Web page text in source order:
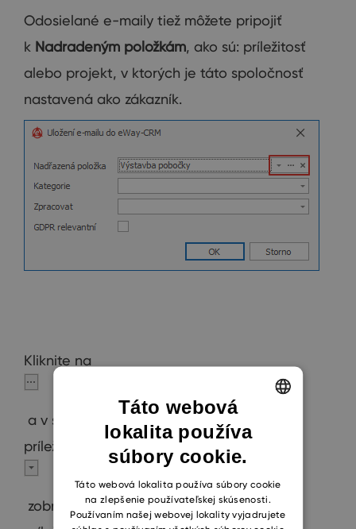
Odosielané e-maily tiež môžete pripojiť
k Nadradeným položkám, ako sú: príležitosť
alebo projekt, v ktorých je táto spoločnosť
nastavená ako zákazník.
Kliknite na
a v samostatnom okne sa vám otvorí
príležitosť/projekt. Pokiaľ kliknete na
zobrazí sa zoznam pre vyhľadanie
ENGLISH
SLOVAK
Táto webová
lokalita používa
súbory cookie.
Táto webová lokalita používa súbory cookie
na zlepšenie používateľskej skúsenosti.
Používaním našej webovej lokality vyjadrujete